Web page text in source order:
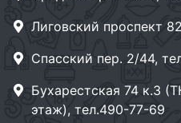
Лиговский проспект
Спасский пер. 2/44,
Бухарестская 74 к.3
этаж), тел.490-77-69